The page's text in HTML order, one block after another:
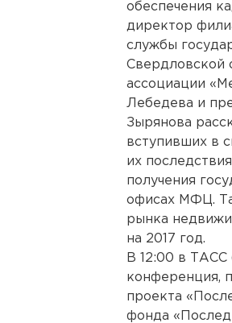
обеспечения
директор
службы
Свердловской
ассоциации
Лебедева и
Зырянова
вступивших в
их
получения
офисах МФЦ.
рынка
на 2017 год.
В 12:00 в ТАСС
конференция,
проекта
фонда